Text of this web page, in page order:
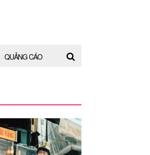
QUẢNG CÁO